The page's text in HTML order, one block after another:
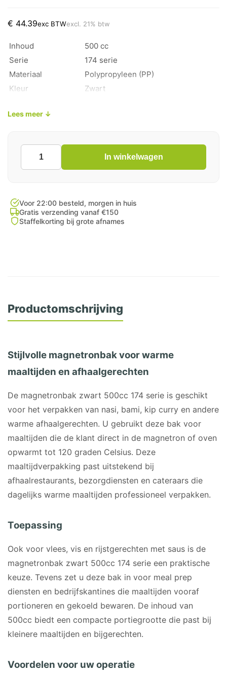
€ 44.39exc BTWexcl. 21% btw
Inhoud
500 cc
Serie
174 serie
Materiaal
Polypropyleen (PP)
Kleur
Zwart
Verpakkingseenheid
Lees meer ↓
Magnetronbak
Zwart
Serie
PP Kilobak
Bami
In winkelwagen
Voor 22:00 besteld, morgen in huis
Gratis verzending vanaf €150
Staffelkorting bij grote afnames
Productomschrijving
Stijlvolle magnetronbak voor warme
maaltijden en afhaalgerechten
De magnetronbak zwart 500cc 174 serie is geschikt
voor het verpakken van nasi, bami, kip curry en andere
warme afhaalgerechten. U gebruikt deze bak voor
maaltijden die de klant direct in de magnetron of oven
opwarmt tot 120 graden Celsius. Deze
maaltijdverpakking past uitstekend bij
afhaalrestaurants, bezorgdiensten en cateraars die
dagelijks warme maaltijden professioneel verpakken.
Toepassing
Ook voor vlees, vis en rijstgerechten met saus is de
magnetronbak zwart 500cc 174 serie een praktische
keuze. Tevens zet u deze bak in voor meal prep
diensten en bedrijfskantines die maaltijden vooraf
portioneren en gekoeld bewaren. De inhoud van
500cc biedt een compacte portiegrootte die past bij
kleinere maaltijden en bijgerechten.
Voordelen voor uw operatie